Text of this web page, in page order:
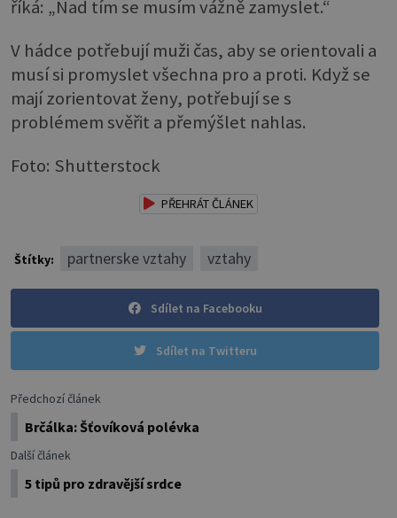
říká: „Nad tím se musím vážně zamyslet.“
V hádce potřebují muži čas, aby se orientovali a
musí si promyslet všechna pro a proti. Když se
mají zorientovat ženy, potřebují se s
problémem svěřit a přemýšlet nahlas.
Foto: Shutterstock
PŘEHRÁT ČLÁNEK
Štítky: partnerske vztahy vztahy
Sdílet na Facebooku
Sdílet na Twitteru
Předchozí článek
Brčálka: Šťovíková polévka
Další článek
5 tipů pro zdravější srdce